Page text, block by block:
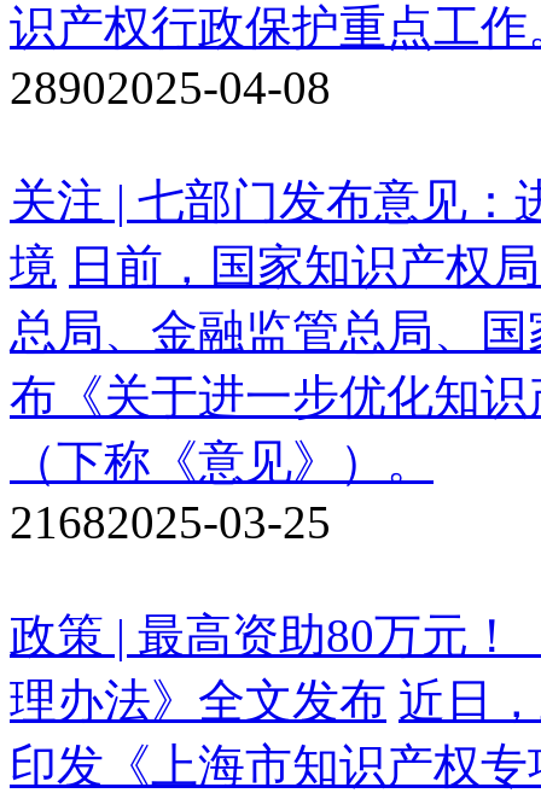
识产权行政保护重点工作
28902025-04-08
关注 | 七部门发布意见：
境 日前，国家知识产权
总局、金融监管总局、
布《关于进一步优化知
（下称《意见》）。
21682025-03-25
政策 | 最高资助80万元
理办法》全文发布 近日
印发《上海市知识产权